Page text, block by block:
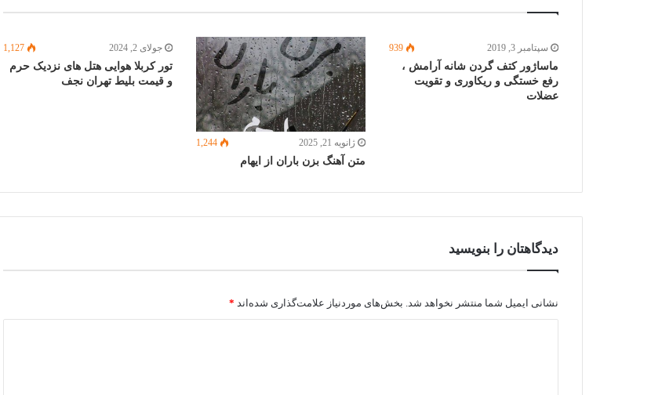
سپتامبر 3, 2019 939
ماساژور کتف گردن شانه آرامش ،
رفع خستگی و ریکاوری و تقویت
عضلات
ژانویه 21, 2025 1,244
متن آهنگ بزن باران از ایهام
جولای 2, 2024 1,127
تور کربلا هوایی هتل های نزدیک حرم
و قیمت بلیط تهران نجف
دیدگاهتان را بنویسید
نشانی ایمیل شما منتشر نخواهد شد. بخش‌های موردنیاز علامت‌گذاری شده‌اند *